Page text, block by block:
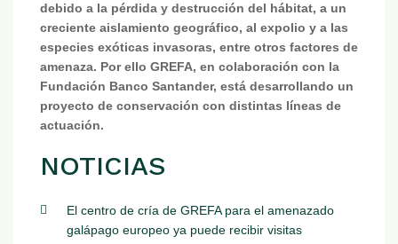
debido a la pérdida y destrucción del hábitat, a un
creciente aislamiento geográfico, al expolio y a las
especies exóticas invasoras, entre otros factores de
amenaza. Por ello GREFA, en colaboración con la
Fundación Banco Santander, está desarrollando un
proyecto de conservación con distintas líneas de
actuación.
NOTICIAS
El centro de cría de GREFA para el amenazado
galápago europeo ya puede recibir visitas